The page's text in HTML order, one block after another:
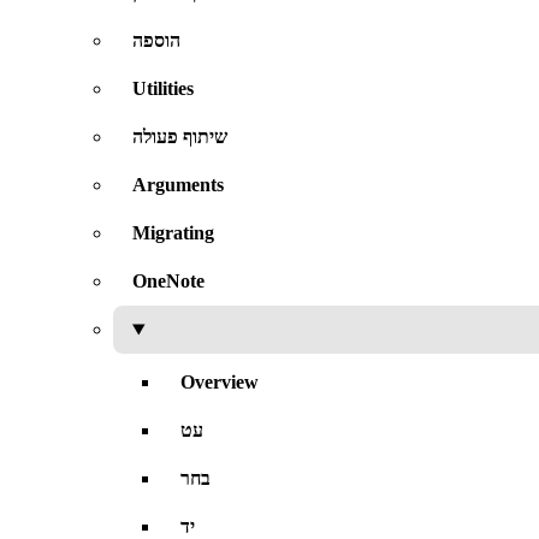
הוספה
Utilities
שיתוף פעולה
Arguments
Migrating
OneNote
Overview
עט
בחר
יד